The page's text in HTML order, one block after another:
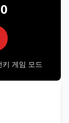
게임 모드